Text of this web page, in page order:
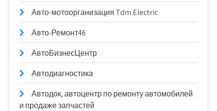
Авто-мотоорганизация Tdm Electric
Авто-Ремонт46
АвтоБизнесЦентр
Автодиагностика
Автодок, автоцентр по ремонту автомобилей
и продаже запчастей